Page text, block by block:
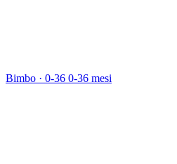
Bimbo · 0-36 0-36 mesi